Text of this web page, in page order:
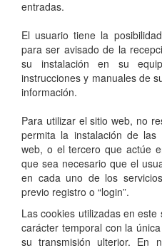
entradas.
El usuario tiene la
para ser avisado de la
su instalación en su
instrucciones y manuales de
información.
Para utilizar el sitio web, no
permita la instalación de
web, o el tercero que actúe
que sea necesario que el
en cada uno de los
previo registro o “login”.
Las cookies utilizadas en
carácter temporal con la
su transmisión ulterior. En